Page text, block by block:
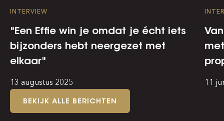
INTERVIEW
"Een Effie win je omdat je écht iets
bijzonders hebt neergezet met
elkaar"
13 augustus 2025 11
BEKIJK ALLE BERICHTEN